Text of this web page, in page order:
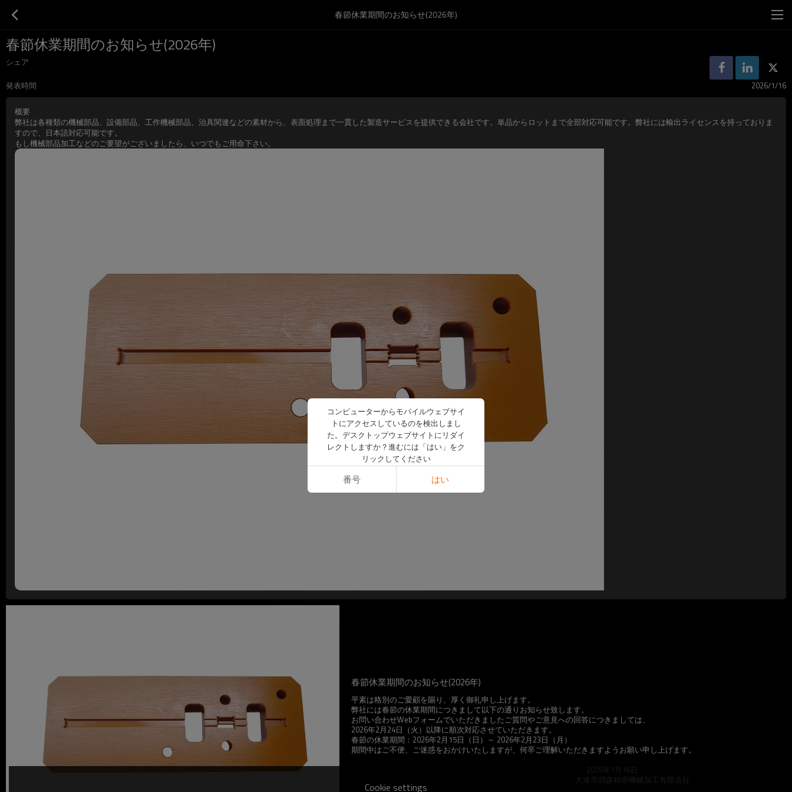
春節休業期間のお知らせ(2026年)
春節休業期間のお知らせ(2026年)
シェア
発表時間
2026/1/16
概要
弊社は各種類の機械部品、設備部品、工作機械部品、治具関連などの素材から、表面処理まで一貫した製造サービスを提供できる会社です。単品からロットまで全部対応可能です。弊社には輸出ライセンスを持っておりま
すので、日本語対応可能です。
もし機械部品加工などのご要望がございましたら、いつでもご用命下さい。
春節休業期間のお知らせ(2026年)
平素は格別のご愛顧を賜り、厚く御礼申し上げます。
弊社には春節の休業期間につきまして以下の通りお知らせ致します。
お問い合わせWebフォームでいただきましたご質問やご意見への回答につきましては、
2026年2月24日（火）以降に順次対応させていただきます。
春節の休業期間：2026年2月15日（日）～ 2026年2月23日（月）
期間中はご不便、ご迷惑をおかけいたしますが、何卒ご理解いただきますようお願い申し上げます。
2026年1月16日
大連市潤森精密機械加工有限会社
Cookie settings
コンピューターからモバイルウェブサイ
トにアクセスしているのを検出しまし
た。デスクトップウェブサイトにリダイ
レクトしますか？進むには「はい」をク
リックしてください
番号 はい